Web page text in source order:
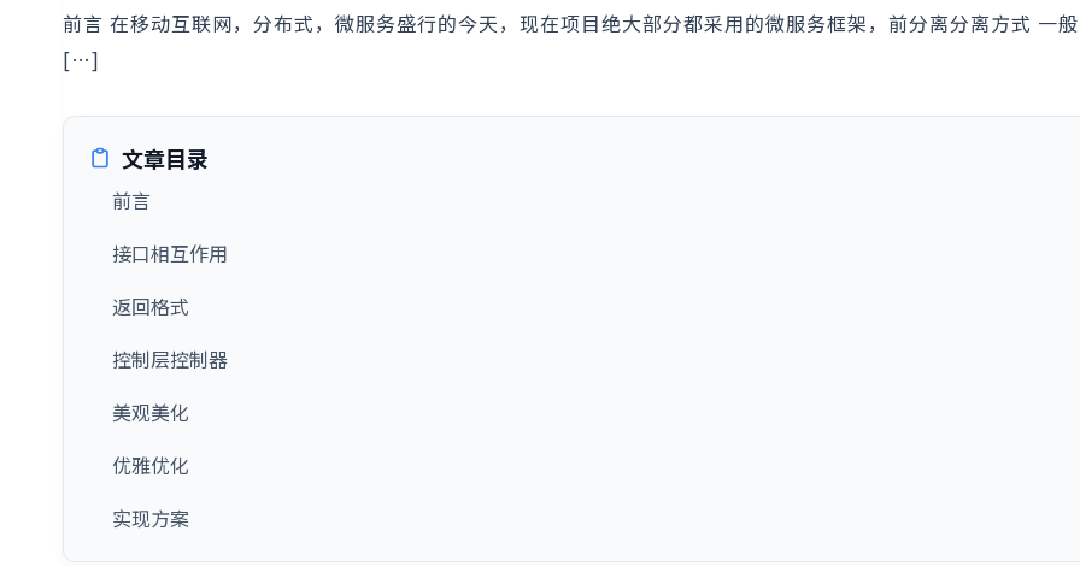
前言 在移动互联网，分布式，微服务盛行的今天，现在项目绝大部分都采用的微服务框架，前分离分离方式 一
[…]
文章目录
前言
接口相互作用
返回格式
控制层控制器
美观美化
优雅优化
实现方案